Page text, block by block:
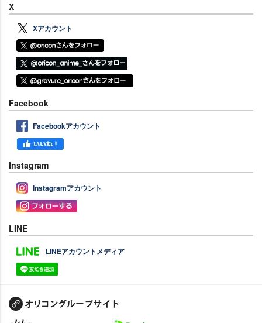
X
Xアカウント
Facebook
Facebookアカウント
Instagram
Instagramアカウント
LINE
LINEアカウントメディア